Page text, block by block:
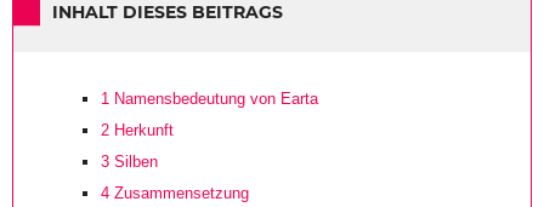
INHALT DIESES BEITRAGS
1 Namensbedeutung von Earta
2 Herkunft
3 Silben
4 Zusammensetzung